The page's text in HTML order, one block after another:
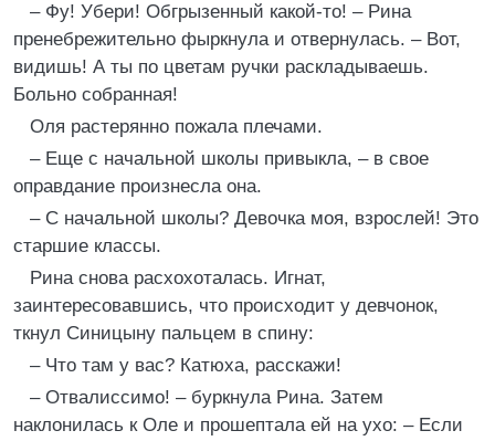
– Фу! Убери! Обгрызенный какой-то! – Рина
пренебрежительно фыркнула и отвернулась. – Вот,
видишь! А ты по цветам ручки раскладываешь.
Больно собранная!
Оля растерянно пожала плечами.
– Еще с начальной школы привыкла, – в свое
оправдание произнесла она.
– С начальной школы? Девочка моя, взрослей! Это
старшие классы.
Рина снова расхохоталась. Игнат,
заинтересовавшись, что происходит у девчонок,
ткнул Синицыну пальцем в спину:
– Что там у вас? Катюха, расскажи!
– Отвалиссимо! – буркнула Рина. Затем
наклонилась к Оле и прошептала ей на ухо: – Если